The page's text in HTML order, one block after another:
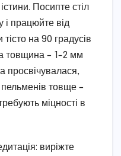
Посипте стіл
і працюйте від
на 90 градусів
товщина – 1-2 мм
просвічувалася,
пельменів товще –
міцності в
виріжте